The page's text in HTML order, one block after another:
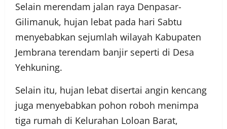
Selain merendam jalan raya Denpasar-
Gilimanuk, hujan lebat pada hari Sabtu
menyebabkan sejumlah wilayah Kabupaten
Jembrana terendam banjir seperti di Desa
Yehkuning.
Selain itu, hujan lebat disertai angin kencang
juga menyebabkan pohon roboh menimpa
tiga rumah di Kelurahan Loloan Barat,